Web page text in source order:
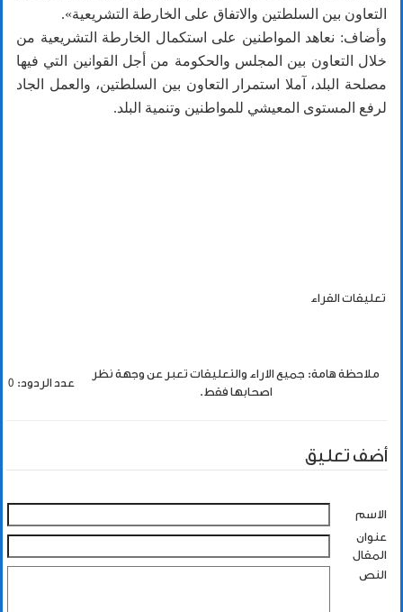
التعاون بين السلطتين والاتفاق على الخارطة التشريعية».
وأضاف: نعاهد المواطنين على استكمال الخارطة التشريعية من
خلال التعاون بين المجلس والحكومة من أجل القوانين التي فيها
مصلحة البلد، آملا استمرار التعاون بين السلطتين، والعمل الجاد
لرفع المستوى المعيشي للمواطنين وتنمية البلد.
تعليقات القراء
ملاحظة هامة: جميع الاراء والتعليقات تعبر عن وجهة نظر
اصحابها فقط.
عدد الردود: 0
أضف تعليق
الاسم
عنوان
المقال
النص